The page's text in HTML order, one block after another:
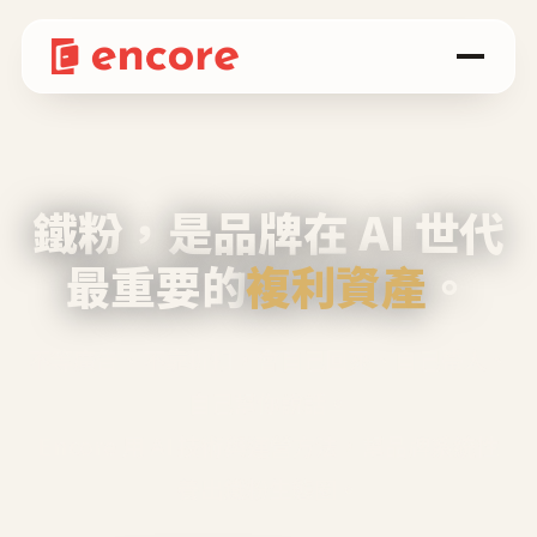
鐵粉，是品牌在 AI 世代
最重要的複利資產 。